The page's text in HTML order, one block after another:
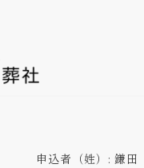
申込者（姓）: 鎌田